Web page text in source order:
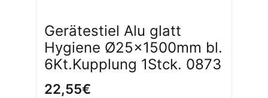
Gerätestiel Alu glatt
Hygiene Ø25x1500mm bl.
6Kt.Kupplung 1Stck. 0873
22,55€